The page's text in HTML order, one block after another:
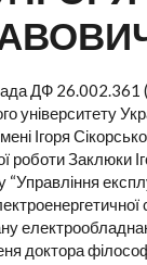
ДФ
університету
Ігоря
роботи Заклюки
доктора